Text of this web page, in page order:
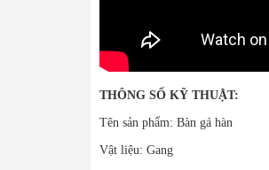
THÔNG SỐ KỸ THUẬT:
Tên sản phẩm: Bàn gá hàn
Vật liệu: Gang